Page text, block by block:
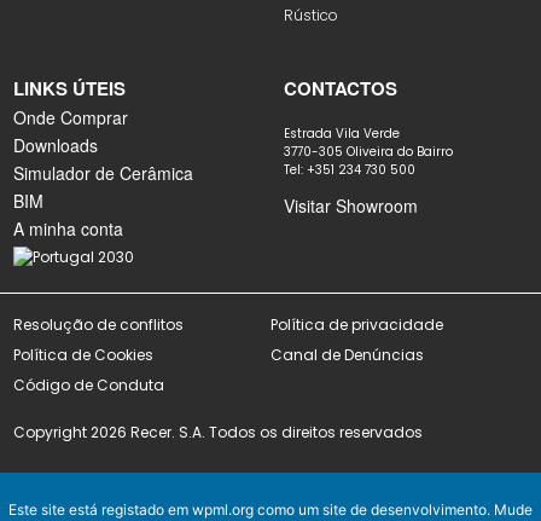
Rústico
LINKS ÚTEIS
Onde Comprar
Downloads
Simulador de Cerâmica
BIM
A minha conta
CONTACTOS
Estrada Vila Verde
3770-305 Oliveira do Bairro
Tel: +351 234 730 500
Visitar Showroom
Resolução de conflitos
Política de privacidade
Política de Cookies
Canal de Denúncias
Código de Conduta
Copyright 2026 Recer. S.A. Todos os direitos reservados
Este site está registado em wpml.org como um site de desenvolvimento. Mude